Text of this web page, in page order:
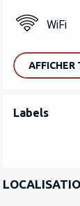
WiFi
AFFICHER
Labels
Labels